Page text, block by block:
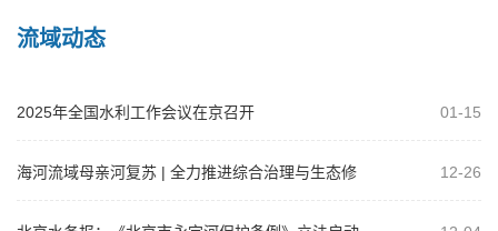
流域动态
2025年全国水利工作会议在京召开 01-15
海河流域母亲河复苏 | 全力推进综合治理与生态修
12-26